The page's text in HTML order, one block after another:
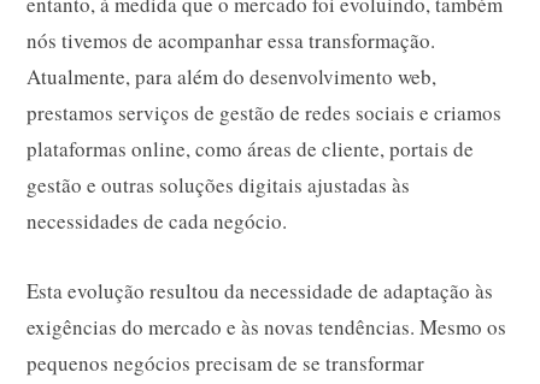
nós tivemos de acompanhar essa transformação.
Atualmente, para além do desenvolvimento web,
prestamos serviços de gestão de redes sociais e criamos
plataformas online, como áreas de cliente, portais de
gestão e outras soluções digitais ajustadas às
necessidades de cada negócio.
Esta evolução resultou da necessidade de adaptação às
exigências do mercado e às novas tendências. Mesmo os
pequenos negócios precisam de se transformar